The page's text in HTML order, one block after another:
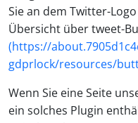
Sie an dem Twitter-
Übersicht über tweet-
(https://
gdprlock/resources/
Wenn Sie eine Seite
ein solches Plugin